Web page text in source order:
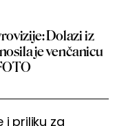
Dolazi iz
je venčanicu
i priliku za